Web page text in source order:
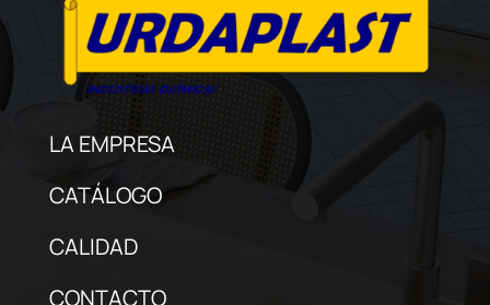
LA EMPRESA
CATÁLOGO
CALIDAD
CONTACTO